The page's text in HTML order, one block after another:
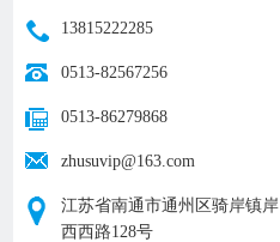
13815222285
0513-82567256
0513-86279868
zhusuvip@163.com
江苏省南通市通州区骑岸镇岸
西西路128号